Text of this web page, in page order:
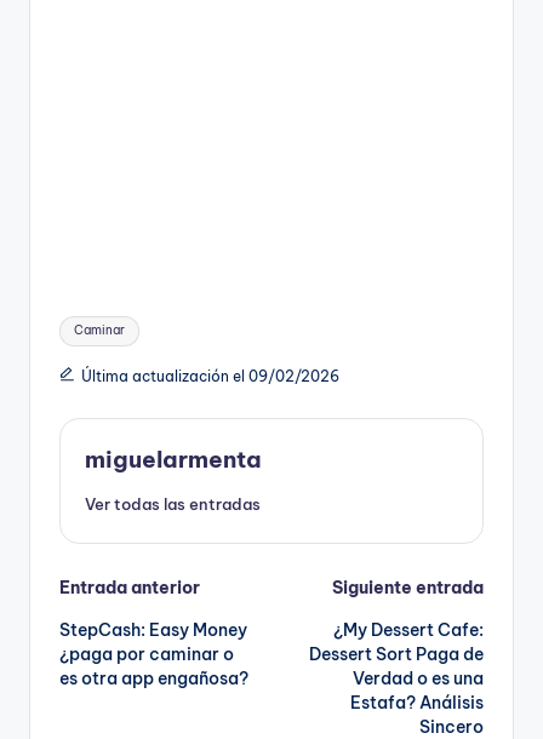
Etiquetas:
Caminar
Última actualización el 09/02/2026
miguelarmenta
Ver todas las entradas
Navegación
de
entradas
Entrada anterior
StepCash: Easy Money
¿paga por caminar o
es otra app engañosa?
Siguiente entrada
¿My Dessert Cafe:
Dessert Sort Paga de
Verdad o es una
Estafa? Análisis
Sincero